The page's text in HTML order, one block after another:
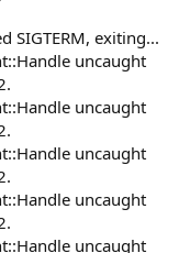
SIGTERM, exiting...
uncaught
uncaught
uncaught
uncaught
uncaught